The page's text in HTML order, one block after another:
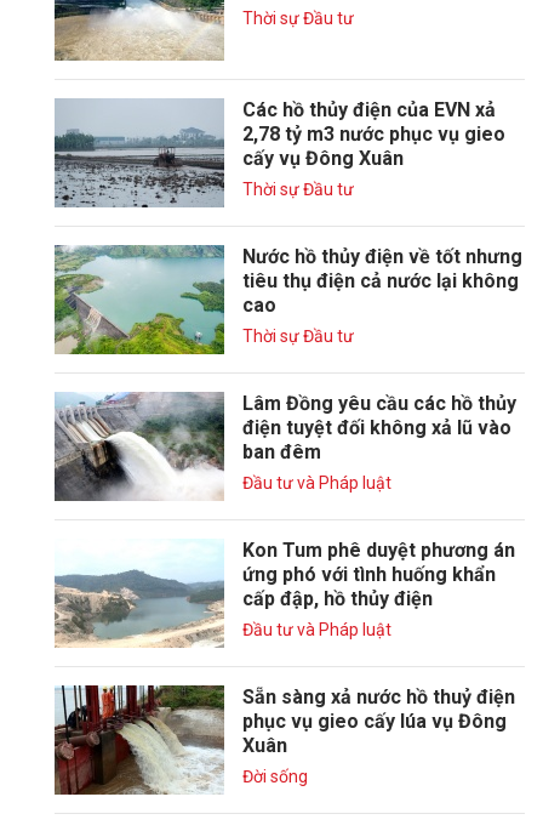
Thời sự Đầu tư
Các hồ thủy điện của EVN xả
2,78 tỷ m3 nước phục vụ gieo
cấy vụ Đông Xuân
Thời sự Đầu tư
Nước hồ thủy điện về tốt nhưng
tiêu thụ điện cả nước lại không
cao
Thời sự Đầu tư
Lâm Đồng yêu cầu các hồ thủy
điện tuyệt đối không xả lũ vào
ban đêm
Đầu tư và Pháp luật
Kon Tum phê duyệt phương án
ứng phó với tình huống khẩn
cấp đập, hồ thủy điện
Đầu tư và Pháp luật
Sẵn sàng xả nước hồ thuỷ điện
phục vụ gieo cấy lúa vụ Đông
Xuân
Đời sống